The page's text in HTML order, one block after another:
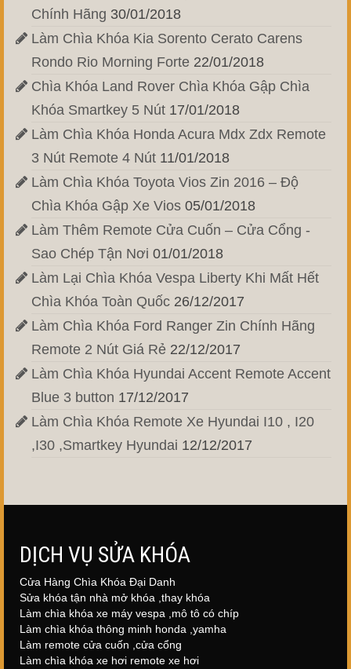
Chính Hãng 30/01/2018
Làm Chìa Khóa Kia Sorento Cerato Carens
Rondo Rio Morning Forte 22/01/2018
Chìa Khóa Land Rover Chìa Khóa Gập Chìa
Khóa Smartkey 5 Nút 17/01/2018
Làm Chìa Khóa Honda Acura Mdx Zdx Remote
3 Nút Remote 4 Nút 11/01/2018
Làm Chìa Khóa Toyota Vios Zin 2016 – Độ
Chìa Khóa Gập Xe Vios 05/01/2018
Làm Thêm Remote Cửa Cuốn – Cửa Cổng -
Sao Chép Tận Nơi 01/01/2018
Làm Lại Chìa Khóa Vespa Liberty Khi Mất Hết
Chìa Khóa Toàn Quốc 26/12/2017
Làm Chìa Khóa Ford Ranger Zin Chính Hãng
Remote 2 Nút Giá Rẻ 22/12/2017
Làm Chìa Khóa Hyundai Accent Remote Accent
Blue 3 button 17/12/2017
Làm Chìa Khóa Remote Xe Hyundai I10 , I20
,I30 ,Smartkey Hyundai 12/12/2017
DỊCH VỤ SỬA KHÓA
Cửa Hàng Chìa Khóa Đại Danh
Sửa khóa tận nhà mở khóa ,thay khóa
Làm chìa khóa xe máy vespa ,mô tô có chíp
Làm chìa khóa thông minh honda ,yamha
Làm remote cửa cuốn ,cửa cổng
Làm chìa khóa xe hơi remote xe hơi